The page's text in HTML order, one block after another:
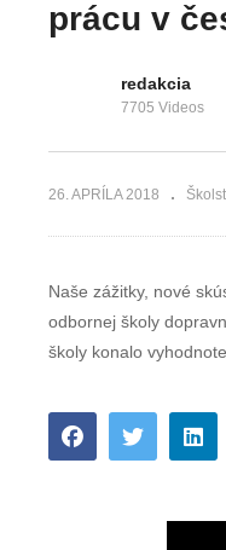
prácu v
redakcia
7705 Videos
26. APRÍLA 2018
Naše zážitky, nové
odbornej školy
školy konalo